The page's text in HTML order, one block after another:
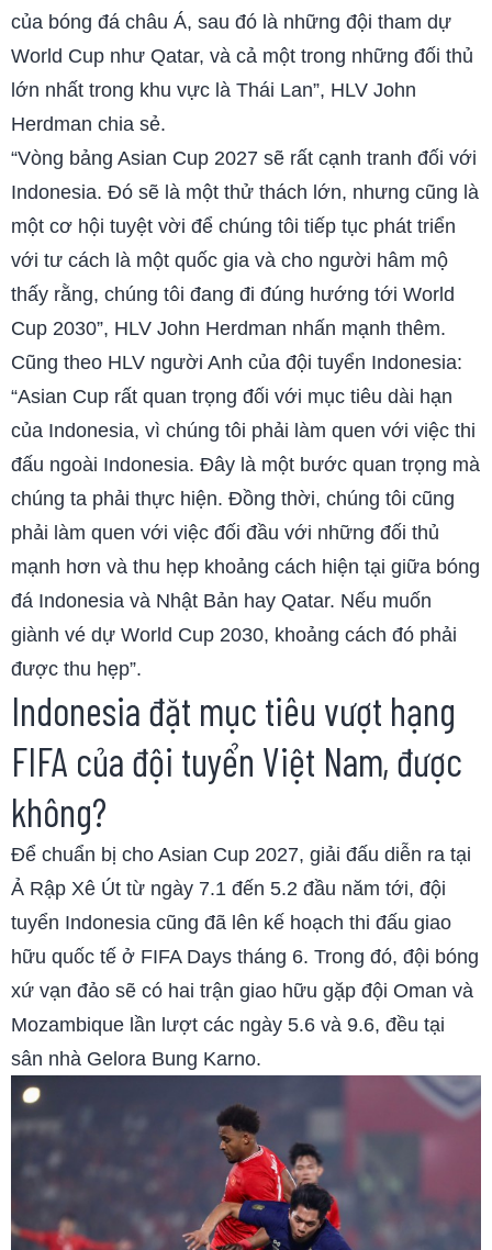
của bóng đá châu Á, sau đó là những đội tham dự
World Cup như Qatar, và cả một trong những đối thủ
lớn nhất trong khu vực là Thái Lan”, HLV John
Herdman chia sẻ.
“Vòng bảng Asian Cup 2027 sẽ rất cạnh tranh đối với
Indonesia. Đó sẽ là một thử thách lớn, nhưng cũng là
một cơ hội tuyệt vời để chúng tôi tiếp tục phát triển
với tư cách là một quốc gia và cho người hâm mộ
thấy rằng, chúng tôi đang đi đúng hướng tới World
Cup 2030”, HLV John Herdman nhấn mạnh thêm.
Cũng theo HLV người Anh của đội tuyển Indonesia:
“Asian Cup rất quan trọng đối với mục tiêu dài hạn
của Indonesia, vì chúng tôi phải làm quen với việc thi
đấu ngoài Indonesia. Đây là một bước quan trọng mà
chúng ta phải thực hiện. Đồng thời, chúng tôi cũng
phải làm quen với việc đối đầu với những đối thủ
mạnh hơn và thu hẹp khoảng cách hiện tại giữa bóng
đá Indonesia và Nhật Bản hay Qatar. Nếu muốn
giành vé dự World Cup 2030, khoảng cách đó phải
được thu hẹp”.
Indonesia đặt mục tiêu vượt hạng
FIFA của đội tuyển Việt Nam, được
không?
Để chuẩn bị cho Asian Cup 2027, giải đấu diễn ra tại
Ả Rập Xê Út từ ngày 7.1 đến 5.2 đầu năm tới, đội
tuyển Indonesia cũng đã lên kế hoạch thi đấu giao
hữu quốc tế ở FIFA Days tháng 6. Trong đó, đội bóng
xứ vạn đảo sẽ có hai trận giao hữu gặp đội Oman và
Mozambique lần lượt các ngày 5.6 và 9.6, đều tại
sân nhà Gelora Bung Karno.